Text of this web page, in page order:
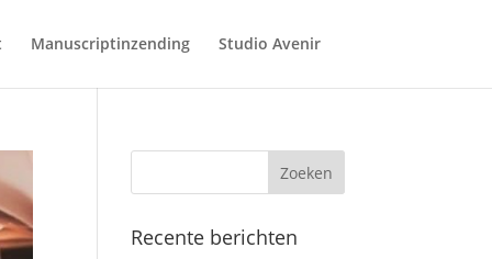
Manuscriptinzending Studio Avenir
Recente berichten